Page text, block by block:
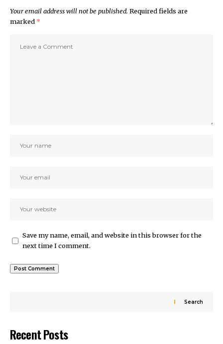
Your email address will not be published. Required fields are
marked *
Save my name, email, and website in this browser for the
next time I comment.
Search
Recent Posts